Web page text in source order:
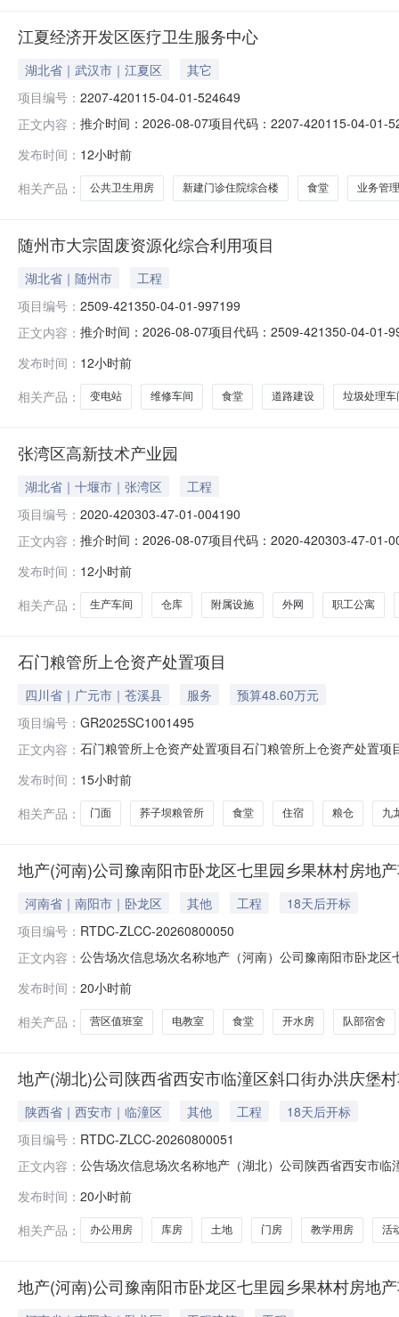
江夏经济开发区医疗卫生服务中心
湖北省｜武汉市｜江夏区
其它
项目编号： 2207-420115-04-01-524649
正文内容： 推介时间：2026-08-07项目代码：2207-420115-04-01-
5000所属行业：卫生审核备类型：审批项目类别：国家
发布时间： 12小时前
相关产品：
公共卫生用房 新建门诊住院综合楼 食堂 业务管
随州市大宗固废资源化综合利用项目
湖北省｜随州市
工程
项目编号： 2509-421350-04-01-997199
正文内容： 推介时间：2026-08-07项目代码：2509-421350-04-01-
套完成区内道路、停车场、绿化、消防等配套设施。总
发布时间： 12小时前
相关产品：
变电站 维修车间 食堂 道路建设 垃圾处理车
张湾区高新技术产业园
湖北省｜十堰市｜张湾区
工程
项目编号： 2020-420303-47-01-004190
正文内容： 推介时间：2026-08-07项目代码：2020-420303-47-01-
金（万元）：100000所属行业：城建审核备类型：审批
发布时间： 12小时前
相关产品：
生产车间 仓库 附属设施 外网 职工公寓
石门粮管所上仓资产处置项目
四川省｜广元市｜苍溪县 服务
预算48.60万元
项目编号： GR2025SC1001495
正文内容： 石门粮管所上仓资产处置项目石门粮管所上仓资产处置
项目采取动态报价方式，限时报价期为公告期，延时报
发布时间： 15小时前
相关产品：
门面 荞子坝粮管所 食堂 住宿 粮仓 九
地产(河南)公司豫南阳市卧龙区七里园乡果林村房地
河南省｜南阳市｜卧龙区 其他 工程
18天后开标
项目编号： RTDC-ZLCC-20260800050
正文内容： 公告场次信息场次名称地产（河南）公司豫南阳市卧龙
ZLZCB-20260800065资产包名称地产（河南）公司豫南
发布时间： 20小时前
相关产品：
营区值班室 电教室 食堂 开水房 队部宿舍
地产(湖北)公司陕西省西安市临潼区斜口街办洪庆堡
陕西省｜西安市｜临潼区 其他 工程
18天后开标
项目编号： RTDC-ZLCC-20260800051
正文内容： 公告场次信息场次名称地产（湖北）公司陕西省西安市
责任公司资产包信息资产包编号RTDC-ZLZCB-
发布时间： 20小时前
相关产品：
办公用房 库房 土地 门房 教学用房 活
地产(河南)公司豫南阳市卧龙区七里园乡果林村房地